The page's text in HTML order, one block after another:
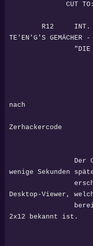
CUT TO:
R12 INT.
TE'EN'G'S GEMÄCHER -
"DIE
nach
Zerhackercode
Tal'Shiar
Der
wenige Sekunden
erscheint ein
Desktop-Viewer,
bereits auf
2x12 bekannt ist.